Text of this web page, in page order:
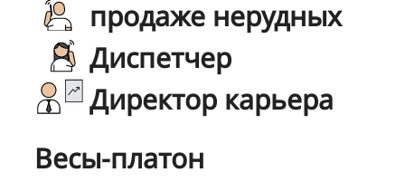
продаже нерудных
Диспетчер
Директор карьера
Весы-платон